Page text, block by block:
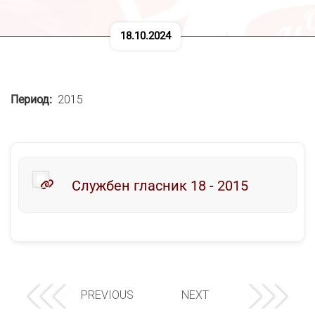
18.10.2024
Период 2015
Службен гласник 18 - 2015
PREVIOUS NEXT